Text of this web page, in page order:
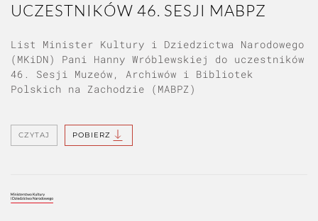
UCZESTNIKÓW 46. SESJI MABPZ
List Minister Kultury i Dziedzictwa Narodowego
(MKiDN) Pani Hanny Wróblewskiej do uczestników
46. Sesji Muzeów, Archiwów i Bibliotek
Polskich na Zachodzie (MABPZ)
CZYTAJ POBIERZ